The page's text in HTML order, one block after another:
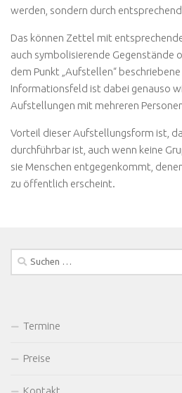
werden, sondern durch
Das können Zettel mit
auch symbolisierende Gegenstände
dem Punkt „Aufstellen“
Informationsfeld ist dabei genauso
Aufstellungen mit mehreren
Vorteil dieser Aufstellungsform ist,
durchführbar ist, auch wenn keine
sie Menschen entgegenkommt,
zu öffentlich erscheint.
Suchen
nach:
Termine
Preise
Kontakt